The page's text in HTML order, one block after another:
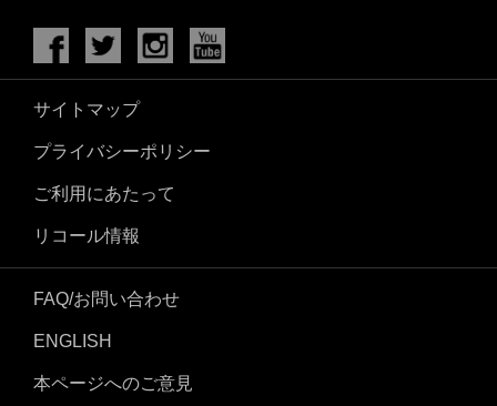
サイトマップ
プライバシーポリシー
ご利用にあたって
リコール情報
FAQ/お問い合わせ
ENGLISH
本ページへのご意見